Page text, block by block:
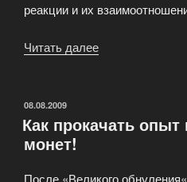
реакции и их
Читать далее
—
ОПУБЛИКОВАНО
08.08.2009
Как прокачать
монет!
После «Великого